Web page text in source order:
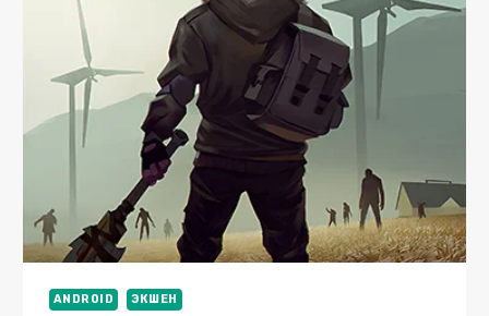
ДЕНЕГ)
ANDROID ЭКШЕН